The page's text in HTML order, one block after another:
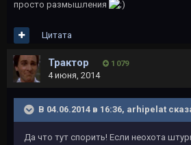
просто размышления
Цитата
Трактор 1 079
4 июня, 2014
В 04.06.2014 в 16:36, arhipelat
Да что тут спорить! Если неохота